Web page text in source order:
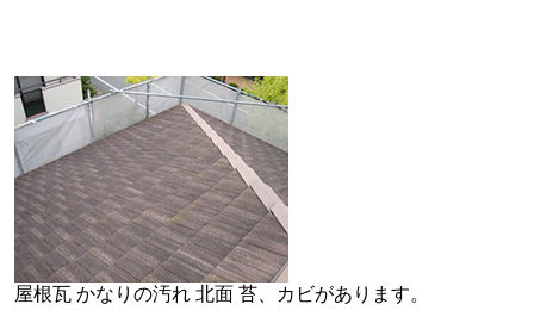
屋根瓦 かなりの汚れ 北面 苔、カビがあります。